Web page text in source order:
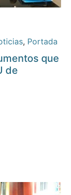
, Portada
que
de